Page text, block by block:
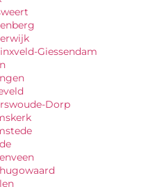
Giessendam
Dorp